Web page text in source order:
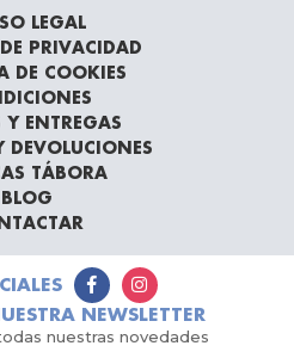
LEGAL
PRIVACIDAD
DE COOKIES
Y ENTREGAS
DEVOLUCIONES
TÁBORA
BLOG
NEWSLETTER
nuestras novedades